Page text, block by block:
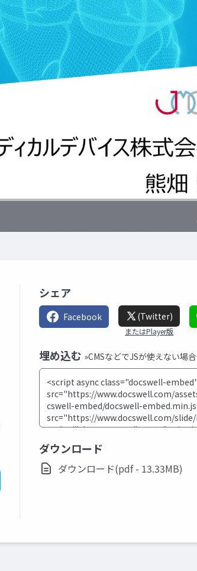
シェア
Facebook (Twitter)
またはPlayer版
埋め込む »CMSなどでJSが使えない場合
ダウンロード
ダウンロード(pdf - 13.33MB)